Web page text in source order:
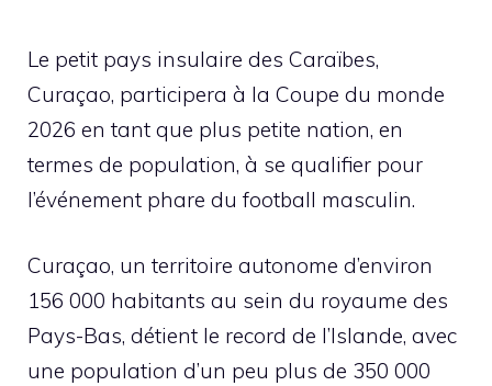
Le petit pays insulaire des Caraïbes,
Curaçao, participera à la Coupe du monde
2026 en tant que plus petite nation, en
termes de population, à se qualifier pour
l’événement phare du football masculin.
Curaçao, un territoire autonome d’environ
156 000 habitants au sein du royaume des
Pays-Bas, détient le record de l’Islande, avec
une population d’un peu plus de 350 000